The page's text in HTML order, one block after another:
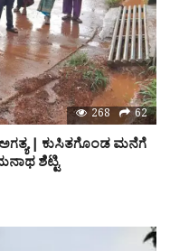
268 62
ಅಗತ್ಯ | ಕುಸಿತಗೊಂಡ ಮನೆಗೆ
ಶೆಟ್ಟಿ